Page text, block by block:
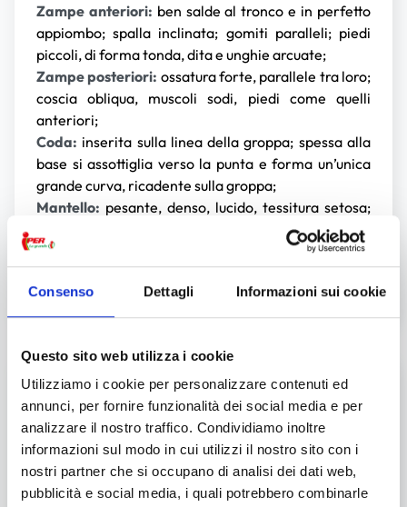
Consenso Dettagli Informazioni sui cookie
Questo sito web utilizza i cookie
Utilizziamo i cookie per personalizzare contenuti ed
annunci, per fornire funzionalità dei social media e per
analizzare il nostro traffico. Condividiamo inoltre
informazioni sul modo in cui utilizzi il nostro sito con i
nostri partner che si occupano di analisi dei dati web,
pubblicità e social media, i quali potrebbero combinarle
Zampe anteriori: ben salde al tronco e in perfetto
appiombo; spalla inclinata; gomiti paralleli; piedi
piccoli, di forma tonda, dita e unghie arcuate;
Zampe posteriori: ossatura forte, parallele tra loro;
coscia obliqua, muscoli sodi, piedi come quelli
anteriori;
Coda: inserita sulla linea della groppa; spessa alla
base si assottiglia verso la punta e forma un’unica
grande curva, ricadente sulla groppa;
Mantello: pesante, denso, lucido, tessitura setosa;
diritto, lungo su tutto il corpo; privo di sottopelo; sulla
coda i peli ricadono su un lato del tronco;
Colori:bianco puro, senza macchie; tollerata una
leggera sfumatura avorio pallido.
Il carattere
Il maltese è un cane intelligente, vivace e
affettuoso.
Nonostante la piccola taglia
è molto
coraggioso e intraprendente.Orgoglioso,
caparbio e piuttosto permaloso
non accetta di buon